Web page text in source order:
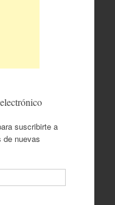
suscribirte a
de nuevas